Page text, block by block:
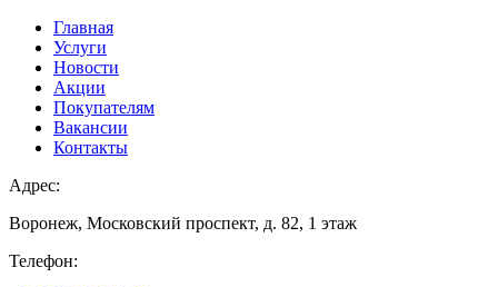
Главная
Услуги
Новости
Акции
Покупателям
Вакансии
Контакты
Адрес:
Воронеж, Московский проспект, д. 82, 1 этаж
Телефон: